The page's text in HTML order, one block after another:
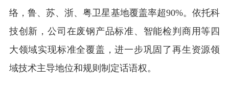
络，鲁、苏、浙、粤卫星基地覆盖率超90%。依托科
技创新，公司在废钢产品标准、智能检判商用等四
大领域实现标准全覆盖，进一步巩固了再生资源领
域技术主导地位和规则制定话语权。